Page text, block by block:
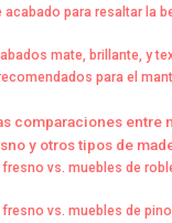
acabado para resaltar la
mate, brillante, y
para el
comparaciones entre
y otros tipos de
fresno vs. muebles de
fresno vs. muebles de